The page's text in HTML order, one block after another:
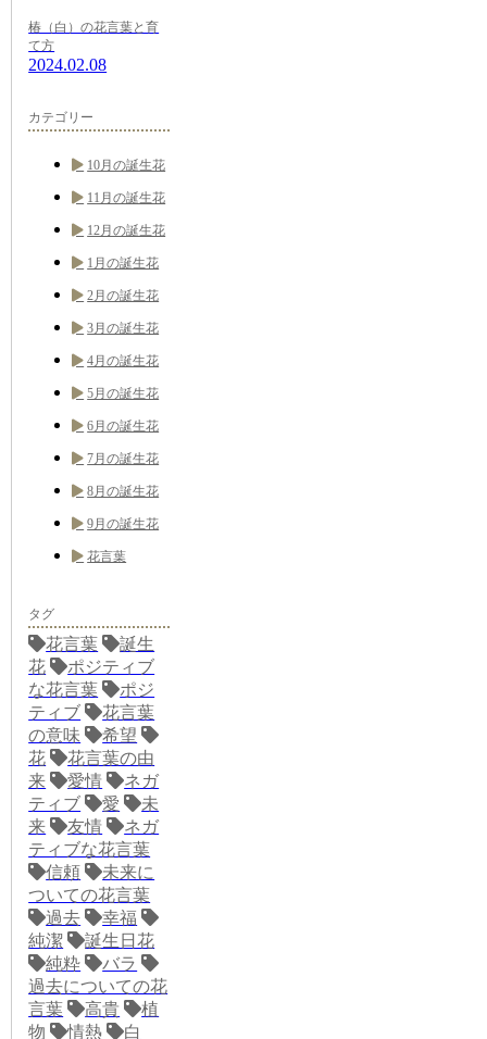
椿（白）の花言葉と育
て方
2024.02.08
カテゴリー
10月の誕生花
11月の誕生花
12月の誕生花
1月の誕生花
2月の誕生花
3月の誕生花
4月の誕生花
5月の誕生花
6月の誕生花
7月の誕生花
8月の誕生花
9月の誕生花
花言葉
タグ
花言葉
誕生
花
ポジティブ
な花言葉
ポジ
ティブ
花言葉
の意味
希望
花
花言葉の由
来
愛情
ネガ
ティブ
愛
未
来
友情
ネガ
ティブな花言葉
信頼
未来に
ついての花言葉
過去
幸福
純潔
誕生日花
純粋
バラ
過去についての花
言葉
高貴
植
物
情熱 白